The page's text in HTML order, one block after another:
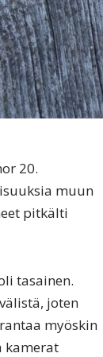
20.
muun
pitkälti
tasainen.
joten
myöskin
kamerat